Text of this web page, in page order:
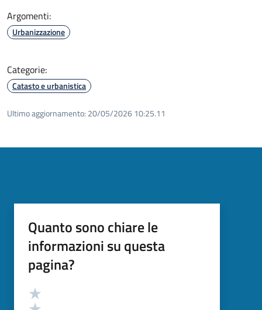
Argomenti:
Urbanizzazione
Categorie:
Catasto e urbanistica
Ultimo aggiornamento: 20/05/2026 10:25.11
Quanto sono chiare le
informazioni su questa
pagina?
Valutazione